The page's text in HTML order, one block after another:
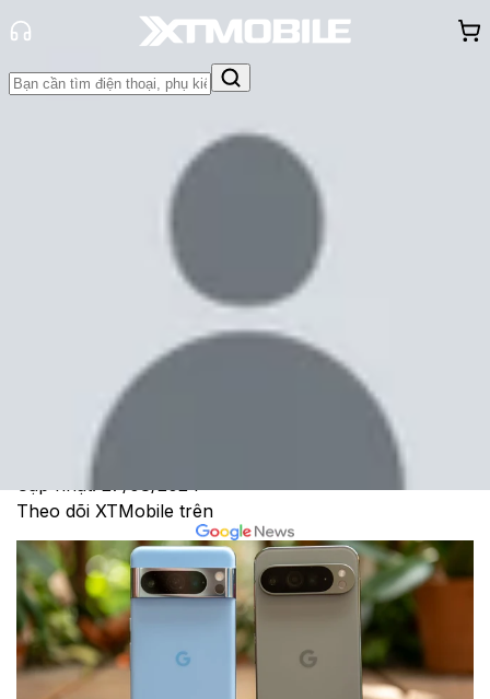
Hỏi đáp Thông báo
06 nhược điểm trên Pixel 8 được
Google khắc phục bằng Pixel 9
Cam Ngoan
Ngày đăng:
Cập nhật:27/08/2024
Theo dõi XTMobile trên